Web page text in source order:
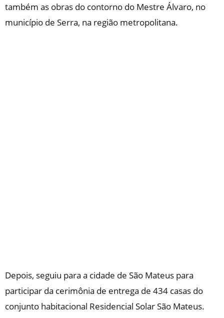
também as obras do contorno do Mestre Álvaro, no
município de Serra, na região metropolitana.
Depois, seguiu para a cidade de São Mateus para
participar da cerimônia de entrega de 434 casas do
conjunto habitacional Residencial Solar São Mateus.